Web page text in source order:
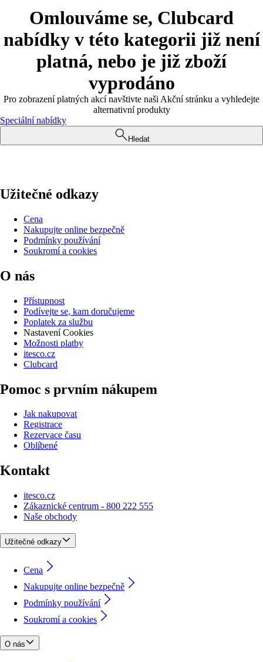
Omlouváme se, Clubcard
nabídky v této kategorii již není
platná, nebo je již zboží
vyprodáno
Pro zobrazení platných akcí navštivte naši Akční stránku a vyhledejte
alternativní produkty
Speciální nabídky
Hledat
Užitečné odkazy
Cena
Nakupujte online bezpečně
Podmínky používání
Soukromí a cookies
O nás
Přístupnost
Podívejte se, kam doručujeme
Poplatek za službu
Nastavení Cookies
Možnosti platby
itesco.cz
Clubcard
Pomoc s prvním nákupem
Jak nakupovat
Registrace
Rezervace času
Oblíbené
Kontakt
itesco.cz
Zákaznické centrum - 800 222 555
Naše obchody
Užitečné odkazy
Cena
Nakupujte online bezpečně
Podmínky používání
Soukromí a cookies
O nás